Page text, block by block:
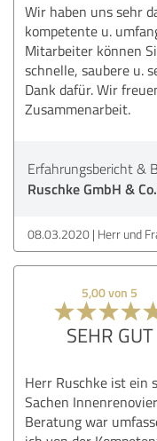
Wir haben uns sehr
kompetente u.
Mitarbeiter können
schnelle, saubere u.
Dank dafür. Wir
Zusammenarbeit.
Erfahrungsbericht &
Ruschke GmbH &
08.03.2020 Herr und
5,00 von 5
SEHR GUT
Herr Ruschke ist ein
Sachen
Beratung war